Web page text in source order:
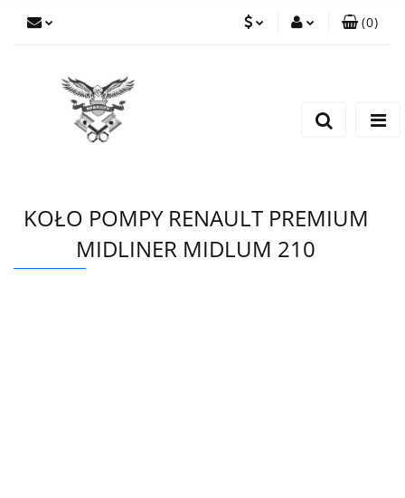
(0)
KOŁO POMPY RENAULT PREMIUM
MIDLINER MIDLUM 210